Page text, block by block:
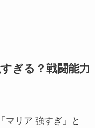
ぎる？戦闘能力
マリア 強すぎ」と